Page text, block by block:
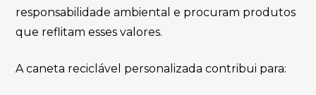
responsabilidade ambiental e procuram produtos
que reflitam esses valores.
A caneta reciclável personalizada contribui para: